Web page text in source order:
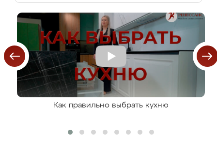
Как правильно выбрать кухню